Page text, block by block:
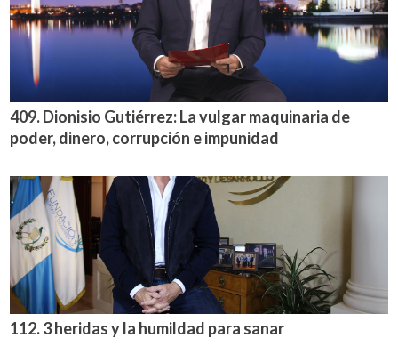
409. Dionisio Gutiérrez: La vulgar maquinaria de
poder, dinero, corrupción e impunidad
112. 3 heridas y la humildad para sanar